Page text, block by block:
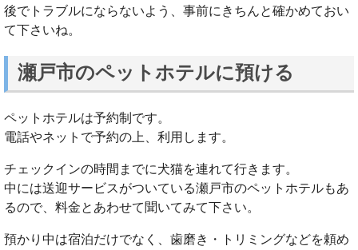
後でトラブルにならないよう、事前にきちんと確かめておい
て下さいね。
瀬戸市のペットホテルに預ける
ペットホテルは予約制です。
電話やネットで予約の上、利用します。
チェックインの時間までに犬猫を連れて行きます。
中には送迎サービスがついている瀬戸市のペットホテルもあ
るので、料金とあわせて聞いてみて下さい。
預かり中は宿泊だけでなく、歯磨き・トリミングなどを頼め